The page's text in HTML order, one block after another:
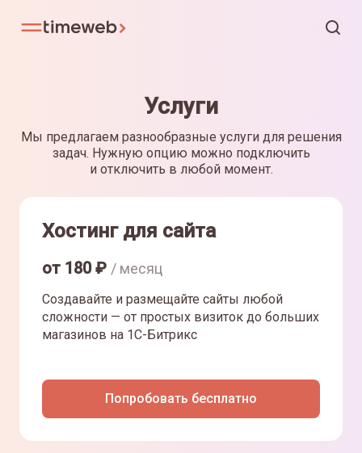
Услуги
Мы предлагаем разнообразные услуги для решения
задач. Нужную опцию можно подключить
и отключить в любой момент.
Хостинг для сайта
от 180₽ / месяц
Создавайте и размещайте сайты любой
сложности — от простых визиток до больших
магазинов на 1С-Битрикс
Попробовать бесплатно